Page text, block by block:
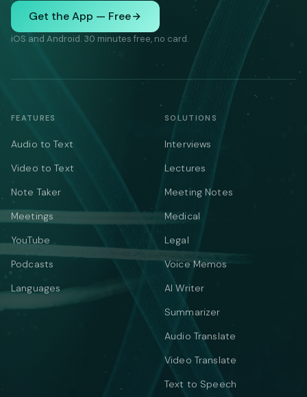
Get the App — Free
iOS and Android. 30 minutes free, no card.
FEATURES
Audio to Text
Video to Text
Note Taker
Meetings
YouTube
Podcasts
Languages
SOLUTIONS
Interviews
Lectures
Meeting Notes
Medical
Legal
Voice Memos
AI Writer
Summarizer
Audio Translate
Video Translate
Text to Speech